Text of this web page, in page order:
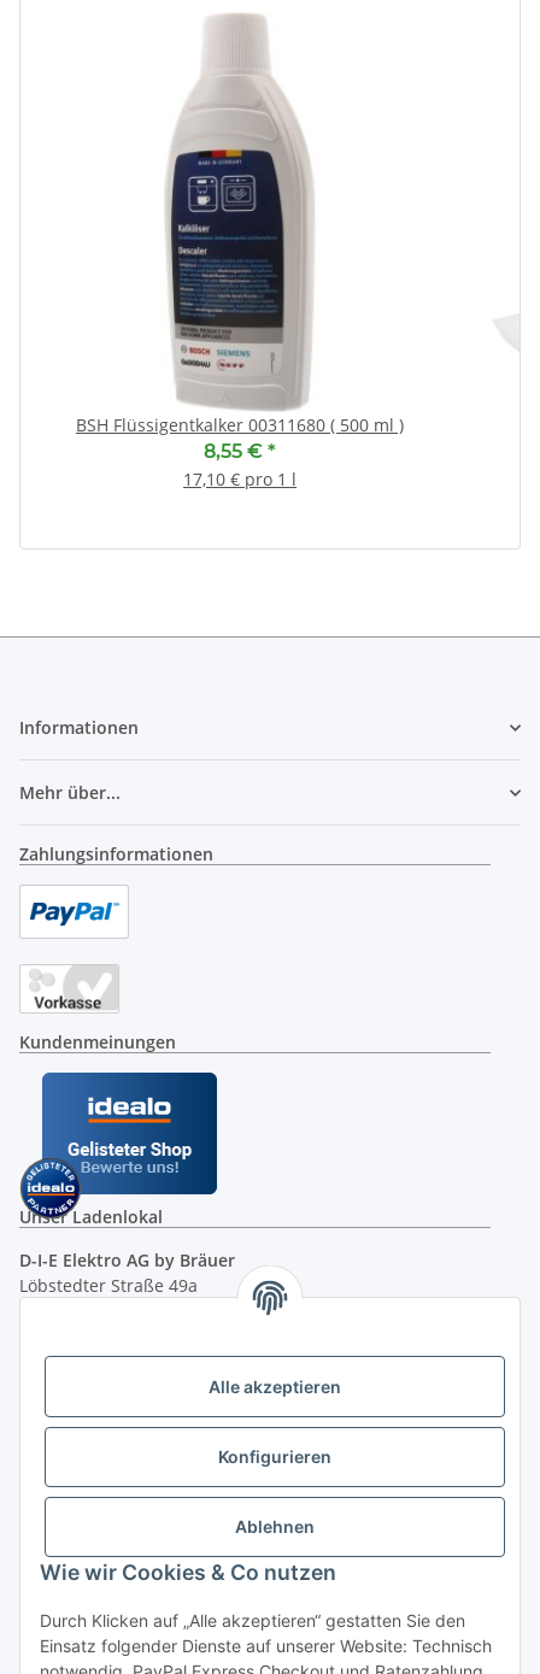
Alle akzeptieren
Konfigurieren
Ablehnen
Wie wir Cookies & Co nutzen
Durch Klicken auf „Alle akzeptieren“ gestatten Sie den
Einsatz folgender Dienste auf unserer Website: Technisch
BSH Flüssigentkalker 00311680 ( 500 ml )
8,55 € *
17,10 € pro 1 l
Informationen
Mehr über...
Zahlungsinformationen
Kundenmeinungen
Unser Ladenlokal
D-I-E Elektro AG by Bräuer
Löbstedter Straße 49a
( siehe Google-Maps )
Öffnungszeiten:
10.00 - 18.00 Uhr
Ladenpreis versus Internetpreis
Vertrag widerrufen
05.00 - 21.30 Uhr | Freitag: 05.00 - 18.00 Uhr | Samstag: 09.00
- 12.00 Uhr (0,49€ je angef. Minute) oder per E-Mail über